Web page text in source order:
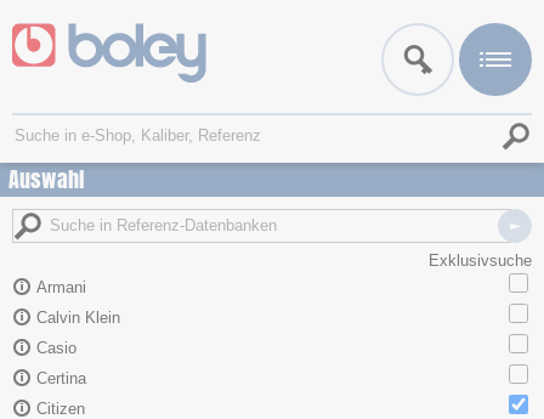
Auswahl
Exklusivsuche
Armani
Calvin Klein
Casio
Certina
Citizen